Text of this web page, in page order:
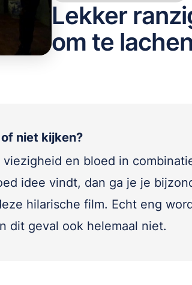
Lekker
om te lachen
niet kijken?
en bloed in
idee vindt, dan ga je je
hilarische film. Echt eng
dit geval ook helemaal niet.